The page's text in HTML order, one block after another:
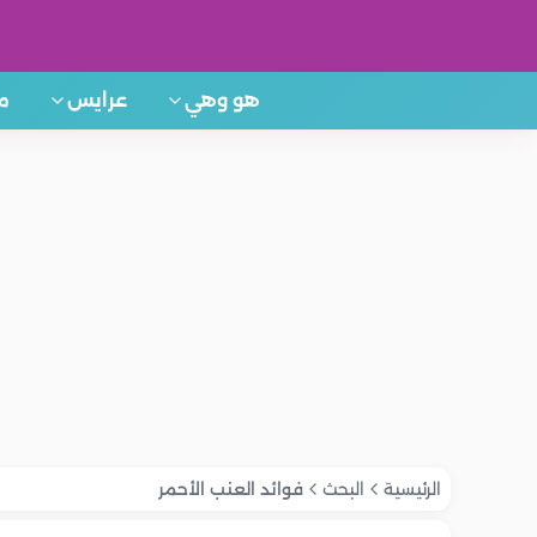
هو وهي عرايس
الرئيسية البحث فوائد العنب الأحمر